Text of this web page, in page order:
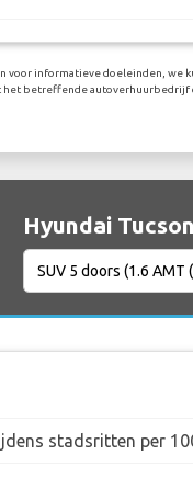
voor informatieve doeleinden, we
betreffende autoverhuurbedrijf
Hyundai
stadsritten per